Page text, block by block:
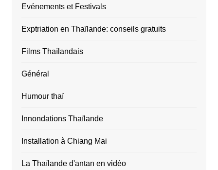
Evénements et Festivals
Exptriation en Thaïlande: conseils gratuits
Films Thaïlandais
Général
Humour thaï
Innondations Thaïlande
Installation à Chiang Mai
La Thaïlande d'antan en vidéo